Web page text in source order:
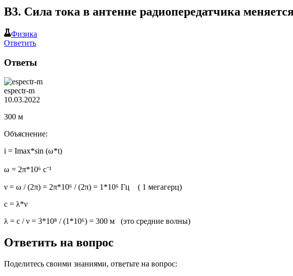
В3. Сила тока в антенне радиопередатчика
Физика
Ответить
Ответы
espectr-m
10.03.2022
300 м
Объяснение:
i = Imax*sin (ω*t)
ω = 2π*10⁶ с⁻¹
ν = ω / (2π) = 2π*10⁶ / (2π) = 1*10⁶ Гц ( 1 мегагерц)
c = λ*ν
λ = с / ν = 3*10⁸ / (1*10⁶) = 300 м (это средние волны)
Ответить на вопрос
Поделитесь своими знаниями, ответьте на вопрос: